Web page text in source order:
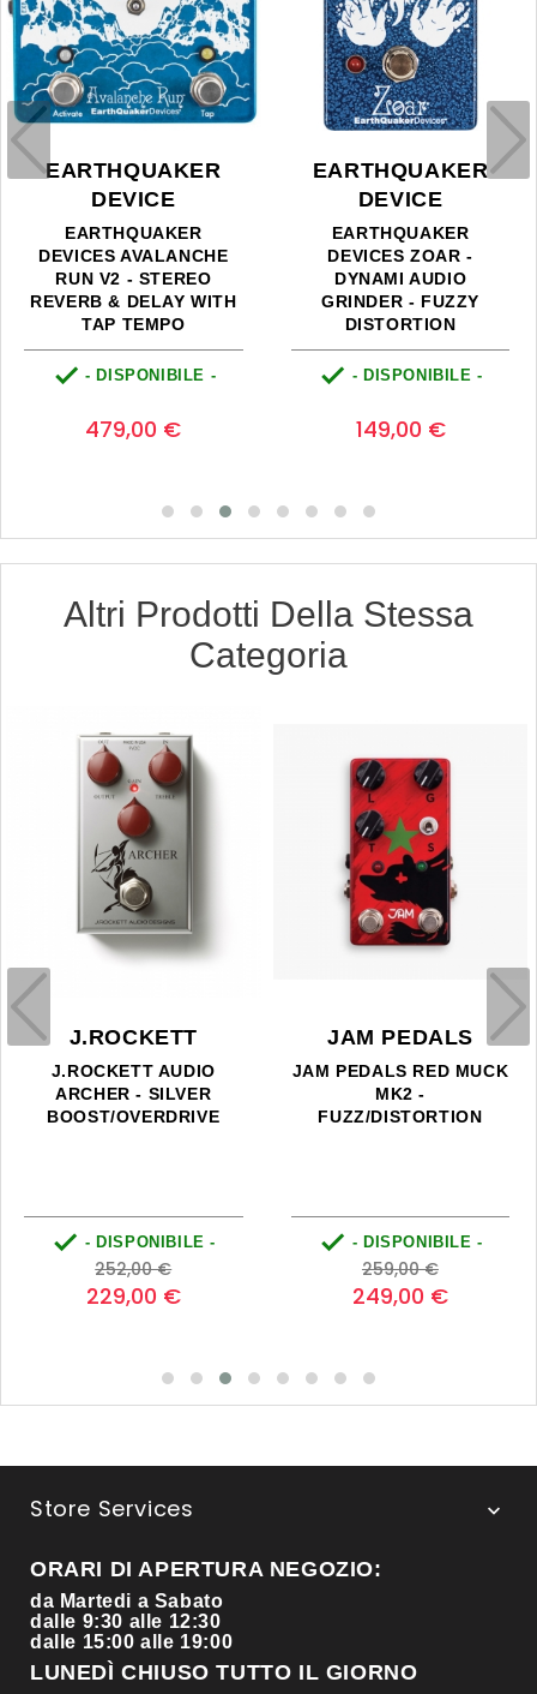
EARTHQUAKER
DEVICE
EARTHQUAKER
DEVICES AVALANCHE
RUN V2 - STEREO
REVERB & DELAY WITH
TAP TEMPO
 - DISPONIBILE -
479,00 €
EARTHQUAKER
DEVICE
EARTHQUAKER
DEVICES ZOAR -
DYNAMI AUDIO
GRINDER - FUZZY
DISTORTION
 - DISPONIBILE -
149,00 €
Altri Prodotti Della Stessa
Categoria
J.ROCKETT
J.ROCKETT AUDIO
ARCHER - SILVER
BOOST/OVERDRIVE
 - DISPONIBILE -
Prezzo
base
252,00 €Prezzo
229,00 €
JAM PEDALS
JAM PEDALS RED MUCK
MK2 -
FUZZ/DISTORTION
 - DISPONIBILE -
Prezzo
base
259,00 €Prezzo
249,00 €
Store Services 
ORARI DI APERTURA NEGOZIO:
da Martedi a Sabato
dalle 9:30 alle 12:30
dalle 15:00 alle 19:00
LUNEDÌ CHIUSO TUTTO IL GIORNO